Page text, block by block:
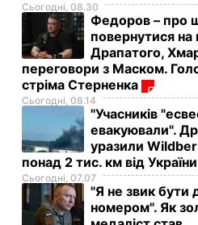
Сьогодні, 08.30
Федоров – про
повернутися на
Драпатого,
переговори з Маском.
стріма Стерненка
Сьогодні, 08.14
"Учасників
евакуювали".
уразили
понад 2 тис. км від України
Сьогодні, 07.07
"Я не звик бути
номером". Як